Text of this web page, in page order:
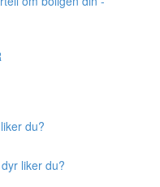
du?
liker du?